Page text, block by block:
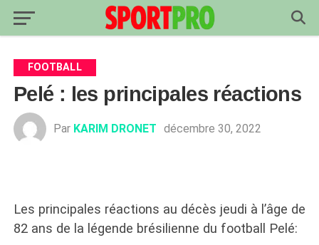
FOOTBALL
Pelé : les principales réactions
Par KARIM DRONET décembre 30, 2022
Les principales réactions au décès jeudi à l’âge de
82 ans de la légende brésilienne du football Pelé: